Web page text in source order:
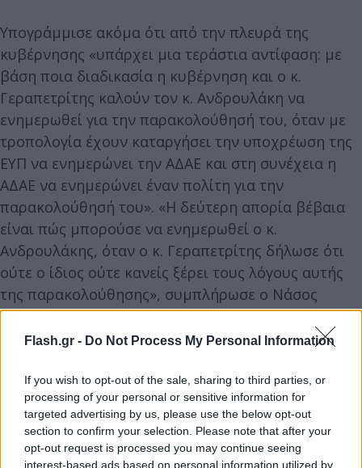
Flash.gr - Do Not Process My Personal Information
If you wish to opt-out of the sale, sharing to third parties, or
processing of your personal or sensitive information for
targeted advertising by us, please use the below opt-out
section to confirm your selection. Please note that after your
opt-out request is processed you may continue seeing
interest-based ads based on personal information utilized by
Υπογράμμισε ακόμα ότι από την πλευρά της
κυβέρνησης «υπάρχει μια τεράστια αντίφαση: με
βάση ποια διαδικασία η κυβέρνηση και ο κ.
Γεραπετρίτης καλούν τον κ. Ανδρουλάκη να
ενημερωθεί για την παρακολούθησή του, όταν με
τροπολογία έχουν καταργήσει την υποχρέωση της
ΕΥΠ να ενημερώνει την ΑΔΑΕ και στη συνέχεια η
ΑΔΑΕ να ενημερώνει έναν πολίτη για την
παρακολούθησή του». «Η δεύτερη απορία βέβαια
είναι πώς μπορούσε να ενημερωθεί ο κ.
Ανδρουλάκης, όταν ο κ. Γεραπετρίτης δήλωσε ότι
ούτε ο ίδιος ούτε κανείς ξέρει τους λόγους αυτής
της παρακολούθησης», συμπλήρωσε ο Νάσος
Ηλιόπουλος.